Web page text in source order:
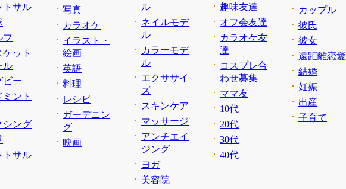
トサル
フ
ケット
ル
ビー
ミント
シング
トサル
写真
カラオケ
イラスト・
絵画
英語
料理
レシピ
ガーデニン
グ
映画
ル
ネイルモデ
ル
カラーモデ
ル
エクササイ
ズ
スキンケア
マッサージ
アンチエイ
ジング
ヨガ
美容院
趣味友達
オフ会友達
カラオケ友
達
コスプレ合
わせ募集
ママ友
10代
20代
30代
40代
カップル
彼氏
彼女
遠距離恋愛
結婚
妊娠
出産
子育て